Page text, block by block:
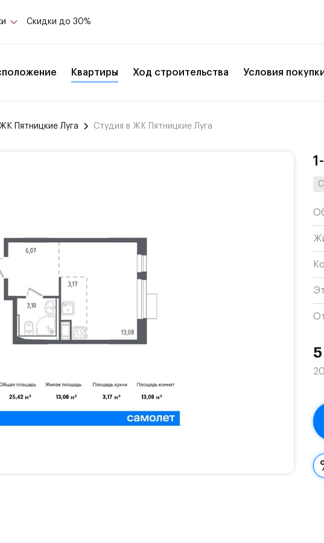
Скидки до 30%
Квартиры Ход строительства Условия
Пятницкие Луга Студия в ЖК Пятницкие Луга